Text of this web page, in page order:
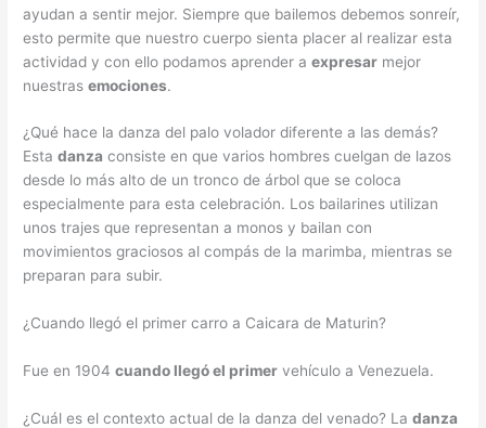
ayudan a sentir mejor. Siempre que bailemos debemos sonreír,
esto permite que nuestro cuerpo sienta placer al realizar esta
actividad y con ello podamos aprender aexpresar mejor
nuestrasemociones.
¿Qué hace la danza del palo volador diferente a las demás?
Estadanza consiste en que varios hombres cuelgan de lazos
desde lo más alto de un tronco de árbol que se coloca
especialmente para esta celebración. Los bailarines utilizan
unos trajes que representan a monos y bailan con
movimientos graciosos al compás de la marimba, mientras se
preparan para subir.
¿Cuando llegó el primer carro a Caicara de Maturin?
Fue en 1904cuando llegó el primer vehículo a Venezuela.
¿Cuál es el contexto actual de la danza del venado? Ladanza